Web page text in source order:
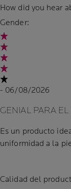
How did you hear
Gender:
- 06/08/2026
GENIAL PARA
Es un producto
uniformidad a la
Calidad del